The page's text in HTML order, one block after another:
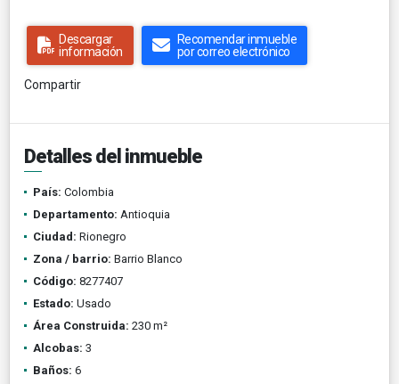
Descargar
información
Recomendar inmueble
por correo electrónico
Compartir
Detalles del inmueble
País: Colombia
Departamento: Antioquia
Ciudad: Rionegro
Zona / barrio: Barrio Blanco
Código: 8277407
Estado: Usado
Área Construida: 230 m²
Alcobas: 3
Baños: 6